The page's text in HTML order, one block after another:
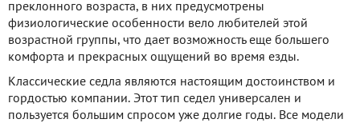
преклонного возраста, в них предусмотрены
физиологические особенности вело любителей этой
возрастной группы, что дает возможность еще большего
комфорта и прекрасных ощущений во время езды.
Классические седла являются настоящим достоинством и
гордостью компании. Этот тип седел универсален и
пользуется большим спросом уже долгие годы. Все модели